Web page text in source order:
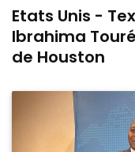
Etats Unis -
Ibrahima
de Houston